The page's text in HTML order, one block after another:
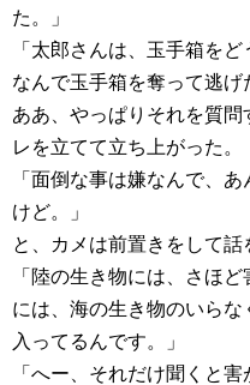
た。」
「太郎さんは、玉手箱を
なんで玉手箱を奪って逃げ
ああ、やっぱりそれを質
レを立てて立ち上がった。
「面倒な事は嫌なんで、
けど。」
と、カメは前置きをして話
「陸の生き物には、さほ
には、海の生き物のいら
入ってるんです。」
「へー、それだけ聞くと